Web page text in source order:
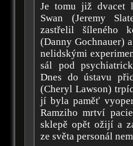
Je tomu již dvacet
Swan (Jeremy
zastřelil šíleného
(Danny Gochnauer)
nelidskými
sál pod
Dnes do ústavu
(Cheryl Lawson)
jí byla paměť
Ramziho mrtví
sklepě opět ožijí a
ze světa personál